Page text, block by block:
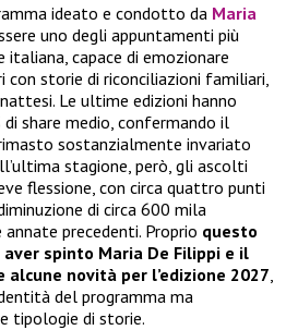
ideato e condotto da Maria
uno degli appuntamenti più
capace di emozionare
storie di riconciliazioni familiari,
Le ultime edizioni hanno
share medio, confermando il
sostanzialmente invariato
stagione, però, gli ascolti
flessione, con circa quattro punti
di circa 600 mila
precedenti. Proprio questo
spinto Maria De Filippi e il
novità per l’edizione 2027
del programma ma
tipologie di storie.